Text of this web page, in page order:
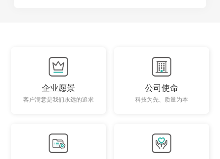
企业愿景
客户满意是我们永远的追求
公司使命
科技为先、质量为本